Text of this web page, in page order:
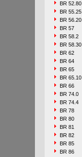
BR 52.80
BR 55.25
BR 56.20
BR 57
BR 58.2
BR 58.30
BR 62
BR 64
BR 65
BR 65.10
BR 66
BR 74.0
BR 74.4
BR 78
BR 80
BR 81
BR 82
BR 85
BR 86